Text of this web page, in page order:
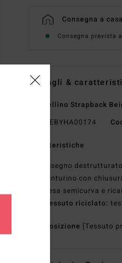
Consegna a
Consegna prevista
Dettagli &
Cappellino Strapback
EBYHA00174
Caratteristiche
Disegno
Cinturino con
Tesa semicurva e
Tessuto riciclato:
Composizione [Tessuto